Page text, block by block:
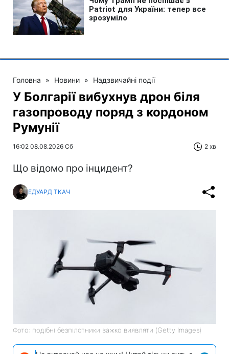
Головна » Новини » Надзвичайні події
У Болгарії вибухнув дрон біля
газопроводу поряд з кордоном
Румунії
16:02 08.08.2026 Сб 2 хв
Що відомо про інцидент?
ЕДУАРД ТКАЧ
Фото: подібні безпілотники важко виявляти (Getty Images)